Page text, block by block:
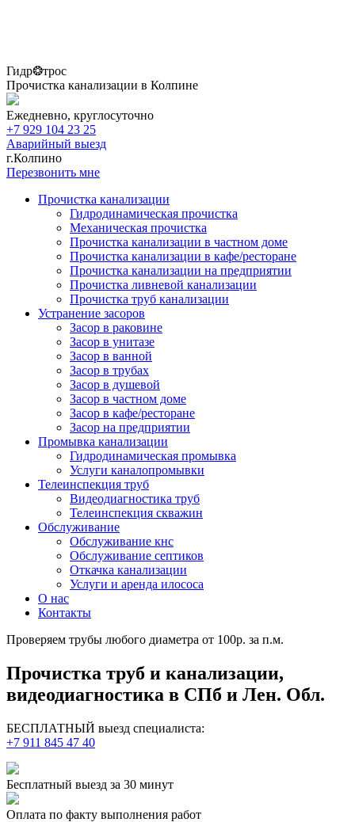
Гидр❂трос
Прочистка канализации в Колпине
Ежедневно, круглосуточно
+7 929 104 23 25
Аварийный выезд
г.Колпино
Перезвонить мне
Прочистка канализации
Гидродинамическая прочистка
Механическая прочистка
Прочистка канализации в частном доме
Прочистка канализации в кафе/ресторане
Прочистка канализации на предприятии
Прочистка ливневой канализации
Прочистка труб канализации
Устранение засоров
Засор в раковине
Засор в унитазе
Засор в ванной
Засор в трубах
Засор в душевой
Засор в частном доме
Засор в кафе/ресторане
Засор на предприятии
Промывка канализации
Гидродинамическая промывка
Услуги каналопромывки
Телеинспекция труб
Видеодиагностика труб
Телеинспекция скважин
Обслуживание
Обслуживание кнс
Обслуживание септиков
Откачка канализации
Услуги и аренда илососа
О нас
Контакты
Проверяем трубы любого диаметра от 100р. за п.м.
Прочистка труб и канализации,
видеодиагностика в СПб и Лен. Обл.
БЕСПЛАТНЫЙ выезд специалиста:
+7 911 845 47 40
Бесплатный выезд за 30 минут
Оплата по факту выполнения работ